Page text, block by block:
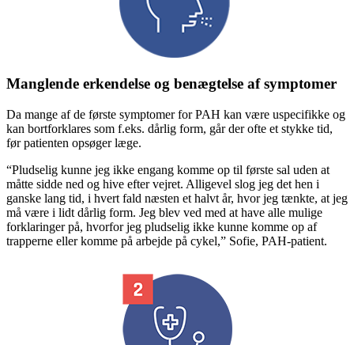
Manglende erkendelse og benægtelse af symptomer
Da mange af de første symptomer for PAH kan være uspecifikke og
kan bortforklares som f.eks. dårlig form, går der ofte et stykke tid,
før patienten opsøger læge.
“Pludselig kunne jeg ikke engang komme op til første sal uden at
måtte sidde ned og hive efter vejret. Alligevel slog jeg det hen i
ganske lang tid, i hvert fald næsten et halvt år, hvor jeg tænkte, at jeg
må være i lidt dårlig form. Jeg blev ved med at have alle mulige
forklaringer på, hvorfor jeg pludselig ikke kunne komme op af
trapperne eller komme på arbejde på cykel,” Sofie, PAH-patient.